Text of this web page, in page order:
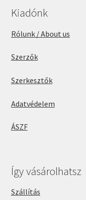
Kiadónk
Rólunk / About us
Szerzők
Szerkesztők
Adatvédelem
ÁSZF
Így vásárolhatsz
Szállítás